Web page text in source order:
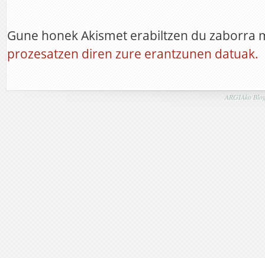
Gune honek Akismet erabiltzen du zaborra
prozesatzen diren zure erantzunen datuak.
ARGIAko